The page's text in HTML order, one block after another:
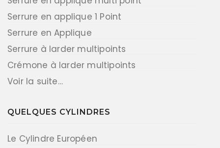
Serrure en applique 1 Point
Serrure en Applique
Serrure à larder multipoints
Crémone à larder multipoints
Voir la suite…
QUELQUES CYLINDRES
Le Cylindre Européen